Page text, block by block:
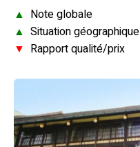
▲ Note globale
▲ Situation géographique
▼ Rapport qualité/prix